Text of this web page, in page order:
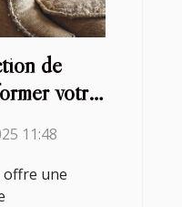
de
votre
11:48
offre une